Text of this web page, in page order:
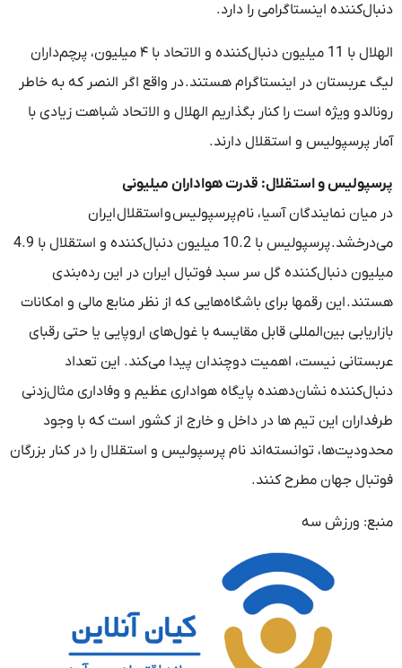
دنبال‌کننده اینستاگرامی را دارد.
الهلال با 11 میلیون دنبال‌کننده و الاتحاد با ۴ میلیون، پرچم‌داران
لیگ عربستان در اینستاگرام هستند. در واقع اگر النصر که به خاطر
رونالدو ویژه است را کنار بگذاریم الهلال و الاتحاد شباهت زیادی با
آمار پرسپولیس و استقلال دارند.
پرسپولیس و استقلال: قدرت هواداران میلیونی
در میان نمایندگان آسیا، نام پرسپولیس و استقلال ایران
می‌درخشد. پرسپولیس با 10.2 میلیون دنبال‌کننده و استقلال با 4.9
میلیون دنبال‌کننده گل سر سبد فوتبال ایران در این رده‌بندی
هستند. این رقمها برای باشگاه‌هایی که از نظر منابع مالی و امکانات
بازاریابی بین‌المللی قابل مقایسه با غول‌های اروپایی یا حتی رقبای
عربستانی نیست، اهمیت دوچندان پیدا می‌کند. این تعداد
دنبال‌کننده نشان‌دهنده پایگاه هواداری عظیم و وفاداری مثال‌زدنی
طرفداران این تیم ها در داخل و خارج از کشور است که با وجود
محدودیت‌ها، توانسته‌اند نام پرسپولیس و استقلال را در کنار بزرگان
فوتبال جهان مطرح کنند.
منبع: ورزش سه